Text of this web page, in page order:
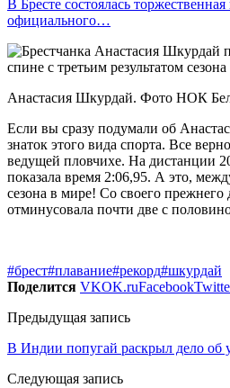
В Бресте состоялась
официального…
Анастасия Шкурдай. Фото НОК
Если вы сразу подумали об
знаток этого вида спорта. Все
ведущей пловчихе. На дистанции
показала время 2:06,95. А это,
сезона в мире! Со своего прежнего
отминусовала почти две с
#брест#плавание#рекорд#шкурдай
Поделится VKOK.ruFacebook
Предыдущая запись
В Индии попугай раскрыл дело об
Следующая запись